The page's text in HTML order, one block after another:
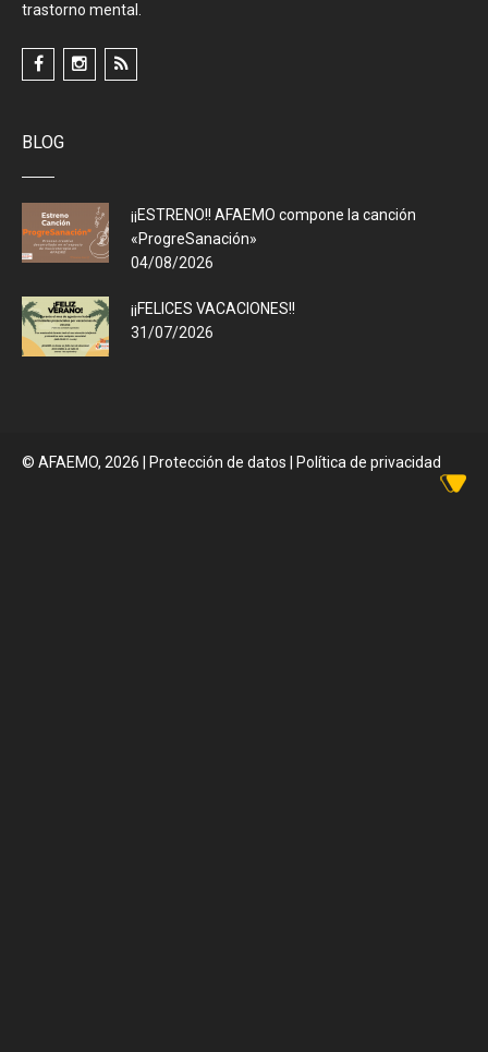
trastorno mental.
BLOG
¡¡ESTRENO!! AFAEMO compone la canción
«ProgreSanación»
04/08/2026
¡¡FELICES VACACIONES!!
31/07/2026
© AFAEMO, 2026 Protección de datos | Política de privacidad